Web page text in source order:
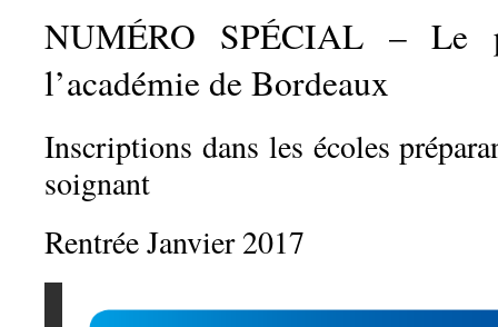
NUMÉRO SPÉCIAL – Le
l’académie de Bordeaux
Inscriptions dans les écoles
soignant
Rentrée Janvier 2017